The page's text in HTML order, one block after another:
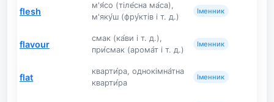
flesh
м'я́со (тіле́сна ма́са),
м'яку́ш (фру́ктів і т. д.)
Іменник
flavour
смак (ка́ви і т. д.),
при́смак (арома́т і т. д.)
Іменник
flat
кварти́ра, однокімна́тна
кварти́ра
Іменник